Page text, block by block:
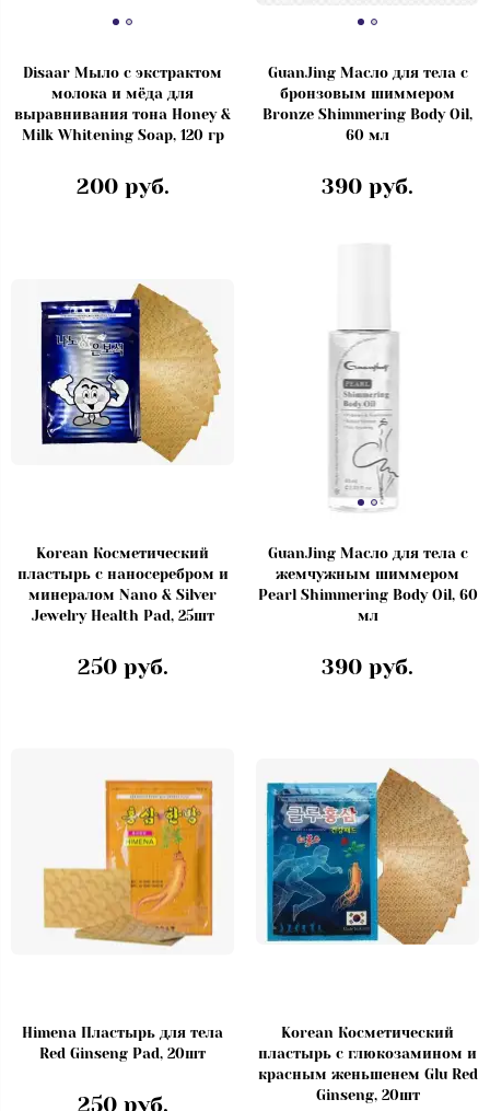
Disaar Мыло с экстрактом
молока и мёда для
выравнивания тона Honey &
Milk Whitening Soap, 120 гр
200 руб.
GuanJing Масло для тела с
бронзовым шиммером
Bronze Shimmering Body Oil,
60 мл
390 руб.
Korean Косметический
пластырь с наносеребром и
минералом Nano & Silver
Jewelry Health Pad, 25шт
250 руб.
GuanJing Масло для тела с
жемчужным шиммером
Pearl Shimmering Body Oil, 60
мл
390 руб.
Himena Пластырь для тела
Red Ginseng Pad, 20шт
250 руб.
Korean Косметический
пластырь с глюкозамином и
красным женьшенем Glu Red
Ginseng, 20шт